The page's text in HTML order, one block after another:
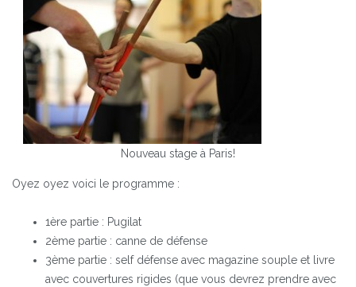
Nouveau stage à Paris!
Oyez oyez voici le programme :
1ère partie : Pugilat
2ème partie : canne de défense
3ème partie : self défense avec magazine souple et livre
avec couvertures rigides (que vous devrez prendre avec